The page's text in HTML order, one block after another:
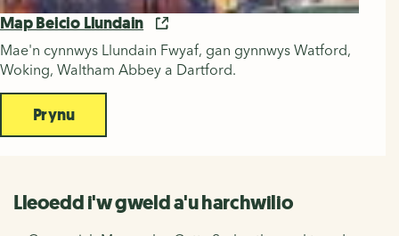
Map Beicio Llundain
Mae'n cynnwys Llundain Fwyaf, gan gynnwys Watford,
Woking, Waltham Abbey a Dartford.
Prynu
Lleoedd i'w gweld a'u harchwilio